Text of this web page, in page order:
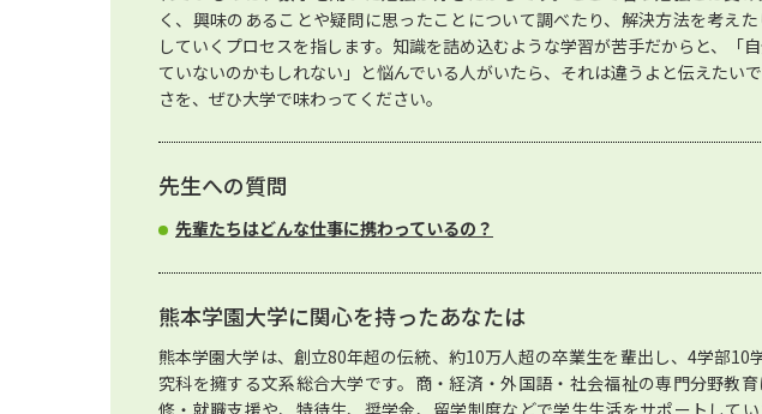
く、興味のあることや疑問に思ったことについて調べたり、解決方法を考え
していくプロセスを指します。知識を詰め込むような学習が苦手だからと、「
ていないのかもしれない」と悩んでいる人がいたら、それは違うよと伝えたい
さを、ぜひ大学で味わってください。
先生への質問
先輩たちはどんな仕事に携わっているの？
熊本学園大学に関心を持ったあなたは
熊本学園大学は、創立80年超の伝統、約10万人超の卒業生を輩出し、4学部10
究科を擁する文系総合大学です。商・経済・外国語・社会福祉の専門分野教
修・就職支援や、特待生、奨学金、留学制度などで学生生活をサポートして